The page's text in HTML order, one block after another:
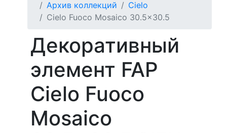
Архив коллекций
Cielo
Cielo Fuoco Mosaico 30.5x30.5
Декоративный
элемент FAP
Cielo Fuoco
Mosaico